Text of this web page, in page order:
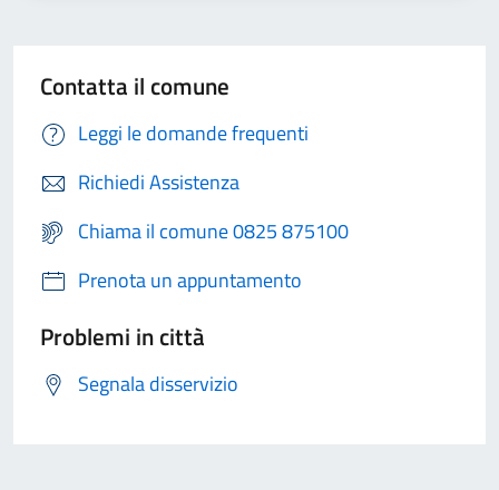
Contatta il comune
Leggi le domande frequenti
Richiedi Assistenza
Chiama il comune 0825 875100
Prenota un appuntamento
Problemi in città
Segnala disservizio